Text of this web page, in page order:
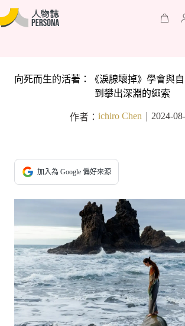
向死而生的活著：《淚腺壞掉》學會與
到攀出深淵的繩索
作者： ichiro Chen 2024-
加入為 Google 偏好來源